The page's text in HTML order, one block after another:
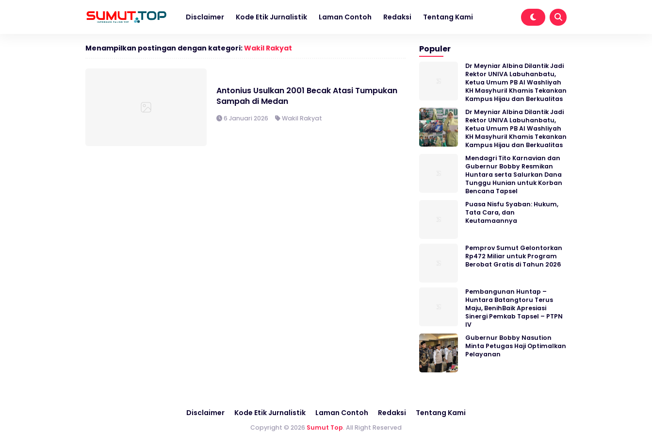
Disclaimer Kode Etik Jurnalistik Laman Contoh Redaksi Tentang Kami
Menampilkan postingan dengan kategori:Wakil Rakyat
Antonius Usulkan 2001 Becak Atasi Tumpukan
Sampah di Medan
6 Januari 2026 Wakil Rakyat
Populer
Dr Meyniar Albina Dilantik Jadi
Rektor UNIVA Labuhanbatu,
Ketua Umum PB Al Washliyah
KH Masyhuril Khamis Tekankan
Kampus Hijau dan Berkualitas
Dr Meyniar Albina Dilantik Jadi
Rektor UNIVA Labuhanbatu,
Ketua Umum PB Al Washliyah
KH Masyhuril Khamis Tekankan
Kampus Hijau dan Berkualitas
Mendagri Tito Karnavian dan
Gubernur Bobby Resmikan
Huntara serta Salurkan Dana
Tunggu Hunian untuk Korban
Bencana Tapsel
Puasa Nisfu Syaban: Hukum,
Tata Cara, dan
Keutamaannya
Pemprov Sumut Gelontorkan
Rp472 Miliar untuk Program
Berobat Gratis di Tahun 2026
Pembangunan Huntap –
Huntara Batangtoru Terus
Maju, BenihBaik Apresiasi
Sinergi Pemkab Tapsel – PTPN
IV
Gubernur Bobby Nasution
Minta Petugas Haji Optimalkan
Pelayanan
Disclaimer Kode Etik Jurnalistik Laman Contoh Redaksi Tentang Kami
Copyright © 2026 Sumut Top. All Right Reserved